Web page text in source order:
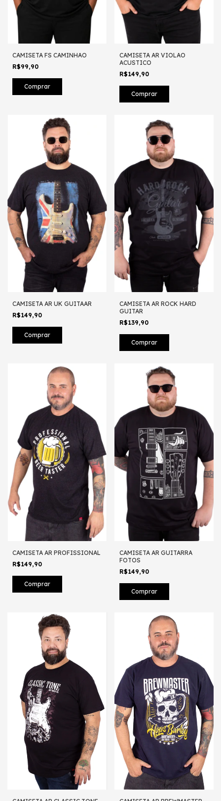
CAMISETA FS CAMINHAO
R$99,90
Comprar
CAMISETA AR VIOLAO
ACUSTICO
R$149,90
Comprar
CAMISETA AR UK GUITAAR
R$149,90
Comprar
CAMISETA AR ROCK HARD
GUITAR
R$139,90
Comprar
CAMISETA AR PROFISSIONAL
R$149,90
Comprar
CAMISETA AR GUITARRA
FOTOS
R$149,90
Comprar